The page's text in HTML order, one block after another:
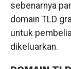
sebenarnya
domain TLD
untuk
dikeluarkan.